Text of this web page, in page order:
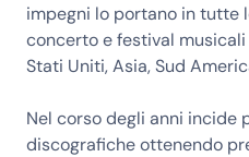
impegni lo portano in tutte
concerto e festival
Stati Uniti, Asia, Sud
Nel corso degli anni incide
discografiche ottenendo